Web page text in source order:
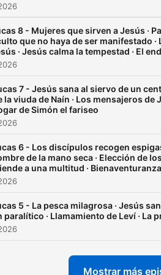
8 - Mujeres que sirven a Jesús ·
que no haya de ser manifestado
· Jesús calma la tempestad · El
7 - Jesús sana al siervo de un
la viuda de Naín · Los mensajeros de
de Simón el fariseo
6 - Los discípulos recogen
de la mano seca · Elección de
a una multitud ·
5 - La pesca milagrosa · Jesús
paralítico · Llamamiento de Leví · La
Mostrar más